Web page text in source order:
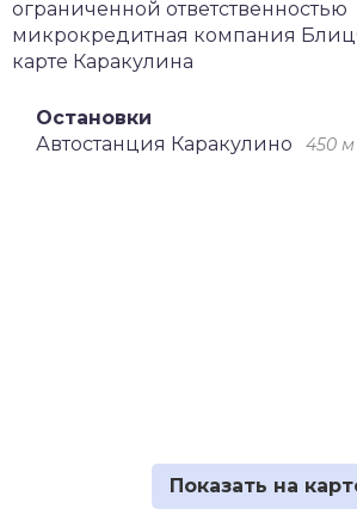
ограниченной ответственностью
микрокредитная компания
карте Каракулина
Остановки
Автостанция Каракулино
450 м